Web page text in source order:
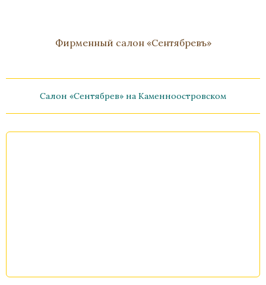
Фирменный салон «Сентябревъ»
Салон «Сентябрев» на Каменноостровском